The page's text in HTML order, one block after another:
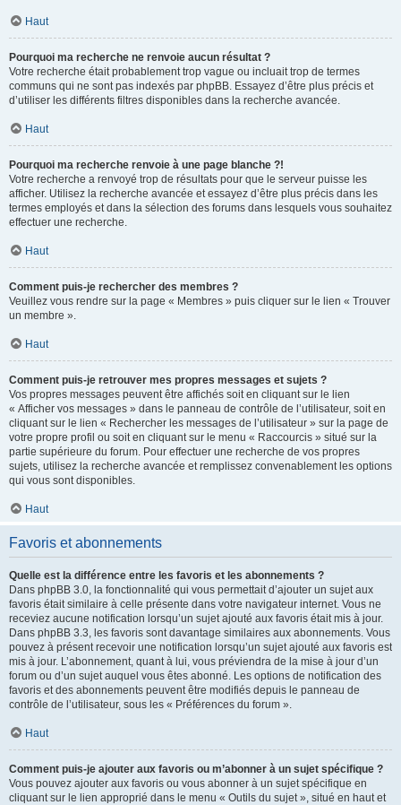
Haut
Pourquoi ma recherche ne renvoie aucun résultat ?
Votre recherche était probablement trop vague ou incluait trop de termes
communs qui ne sont pas indexés par phpBB. Essayez d’être plus précis et
d’utiliser les différents filtres disponibles dans la recherche avancée.
Haut
Pourquoi ma recherche renvoie à une page blanche ?!
Votre recherche a renvoyé trop de résultats pour que le serveur puisse les
afficher. Utilisez la recherche avancée et essayez d’être plus précis dans les
termes employés et dans la sélection des forums dans lesquels vous souhaitez
effectuer une recherche.
Haut
Comment puis-je rechercher des membres ?
Veuillez vous rendre sur la page « Membres » puis cliquer sur le lien « Trouver
un membre ».
Haut
Comment puis-je retrouver mes propres messages et sujets ?
Vos propres messages peuvent être affichés soit en cliquant sur le lien
« Afficher vos messages » dans le panneau de contrôle de l’utilisateur, soit en
cliquant sur le lien « Rechercher les messages de l’utilisateur » sur la page de
votre propre profil ou soit en cliquant sur le menu « Raccourcis » situé sur la
partie supérieure du forum. Pour effectuer une recherche de vos propres
sujets, utilisez la recherche avancée et remplissez convenablement les options
qui vous sont disponibles.
Haut
Favoris et abonnements
Quelle est la différence entre les favoris et les abonnements ?
Dans phpBB 3.0, la fonctionnalité qui vous permettait d’ajouter un sujet aux
favoris était similaire à celle présente dans votre navigateur internet. Vous ne
receviez aucune notification lorsqu’un sujet ajouté aux favoris était mis à jour.
Dans phpBB 3.3, les favoris sont davantage similaires aux abonnements. Vous
pouvez à présent recevoir une notification lorsqu’un sujet ajouté aux favoris est
mis à jour. L’abonnement, quant à lui, vous préviendra de la mise à jour d’un
forum ou d’un sujet auquel vous êtes abonné. Les options de notification des
favoris et des abonnements peuvent être modifiés depuis le panneau de
contrôle de l’utilisateur, sous les « Préférences du forum ».
Haut
Comment puis-je ajouter aux favoris ou m’abonner à un sujet spécifique ?
Vous pouvez ajouter aux favoris ou vous abonner à un sujet spécifique en
cliquant sur le lien approprié dans le menu « Outils du sujet », situé en haut et